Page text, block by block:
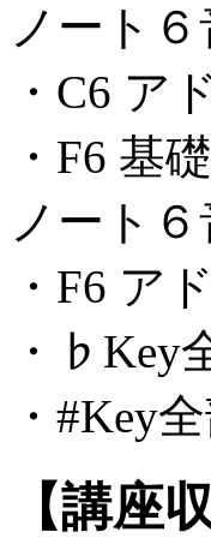
ノート
・C6 ア
・F6 基
ノート
・F6 ア
・♭Key
・#Key
【講座